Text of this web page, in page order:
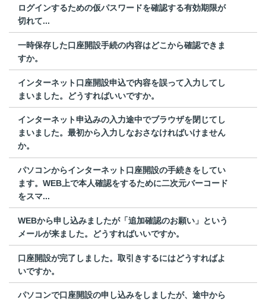
ログインするための仮パスワードを確認する有効期限が
切れて...
一時保存した口座開設手続の内容はどこから確認できま
すか。
インターネット口座開設申込で内容を誤って入力してし
まいました。どうすればいいですか。
インターネット申込みの入力途中でブラウザを閉じてし
まいました。最初から入力しなおさなければいけません
か。
パソコンからインターネット口座開設の手続きをしてい
ます。WEB上で本人確認をするために二次元バーコード
をスマ...
WEBから申し込みましたが「追加確認のお願い」という
メールが来ました。どうすればいいですか。
口座開設が完了しました。取引きするにはどうすればよ
いですか。
パソコンで口座開設の申し込みをしましたが、途中から